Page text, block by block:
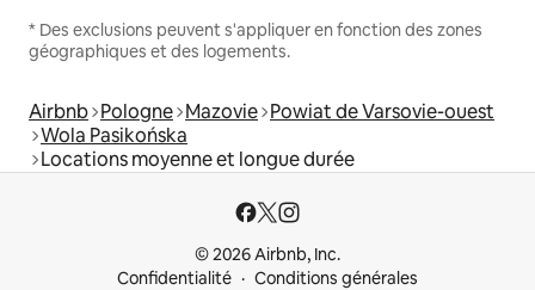
* Des exclusions peuvent s'appliquer en fonction des zones
géographiques et des logements.
Airbnb Pologne Mazovie Powiat de Varsovie-ouest
Wola Pasikońska
Locations moyenne et longue durée
© 2026 Airbnb, Inc.
Confidentialité
Conditions générales